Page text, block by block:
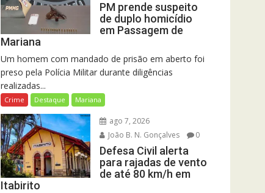
PM prende suspeito
de duplo homicídio
em Passagem de
Mariana
Um homem com mandado de prisão em aberto foi
preso pela Polícia Militar durante diligências
realizadas...
Crime Destaque Mariana
ago 7, 2026
João B. N. Gonçalves
0
Defesa Civil alerta
para rajadas de vento
de até 80 km/h em
Itabirito